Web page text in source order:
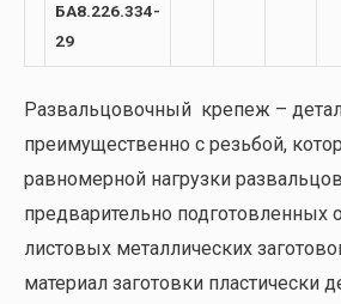
БА8.226.334-
29
Развальцовочный крепеж –
преимущественно с резьбой,
равномерной нагрузки
предварительно подготовленных
листовых металлических
материал заготовки пластически